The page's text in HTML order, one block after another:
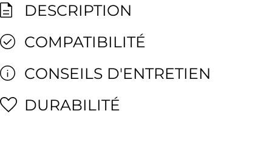
DESCRIPTION
COMPATIBILITÉ
CONSEILS D'ENTRETIEN
DURABILITÉ